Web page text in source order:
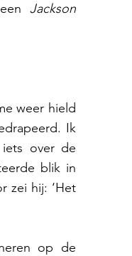
Jackson
weer hield
Ik
over de
blik in
zei hij: ‘Het
op de